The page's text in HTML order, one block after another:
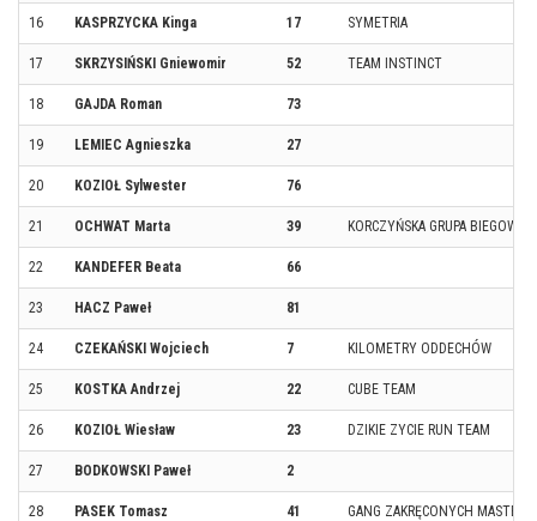
16 KASPRZYCKA Kinga 17 SYMETRIA
17 SKRZYSIŃSKI Gniewomir 52 TEAM INSTINCT
18 GAJDA Roman 73
19 LEMIEC Agnieszka 27
20 KOZIOŁ Sylwester 76
21 OCHWAT Marta 39 KORCZYŃSKA GRUPA BIEGOWA
22 KANDEFER Beata 66
23 HACZ Paweł 81
24 CZEKAŃSKI Wojciech 7 KILOMETRY ODDECHÓW
25 KOSTKA Andrzej 22 CUBE TEAM
26 KOZIOŁ Wiesław 23 DZIKIE ZYCIE RUN TEAM
27 BODKOWSKI Paweł 2
28 PASEK Tomasz 41 GANG ZAKRĘCONYCH